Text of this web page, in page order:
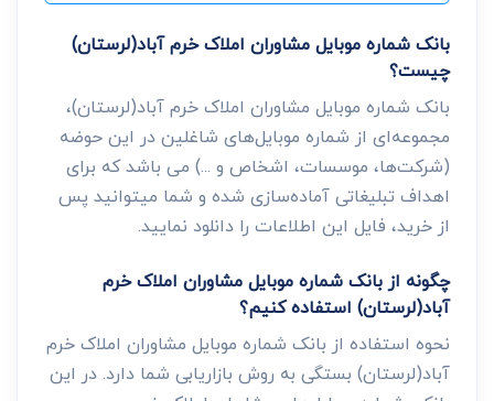
بانک شماره موبایل مشاوران املاک خرم آباد(لرستان)
چیست؟
بانک شماره موبایل مشاوران املاک خرم آباد(لرستان)،
مجموعه‌ای از شماره موبایل‌های شاغلین در این حوضه
(شرکت‌ها، موسسات، اشخاص و ...) می باشد که برای
اهداف تبلیغاتی آماده‌سازی شده و شما میتوانید پس
از خرید، فایل این اطلاعات را دانلود نمایید.
چگونه از بانک شماره موبایل مشاوران املاک خرم
آباد(لرستان) استفاده کنیم؟
نحوه استفاده از بانک شماره موبایل مشاوران املاک خرم
آباد(لرستان) بستگی به روش بازاریابی شما دارد. در این